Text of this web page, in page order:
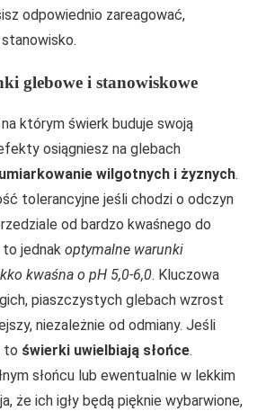
odpowiednio zareagować,
glebowe i stanowiskowe
którym świerk buduje swoją
osiągniesz na glebach
wilgotnych i żyznych.
tolerancyjne jeśli chodzi o odczyn
od bardzo kwaśnego do
jednak optymalne warunki
kwaśna o pH 5,0-6,0. Kluczowa
piaszczystych glebach wzrost
niezależnie od odmiany. Jeśli
to świerki uwielbiają słońce.
słońcu lub ewentualnie w lekkim
że ich igły będą pięknie wybarwione,